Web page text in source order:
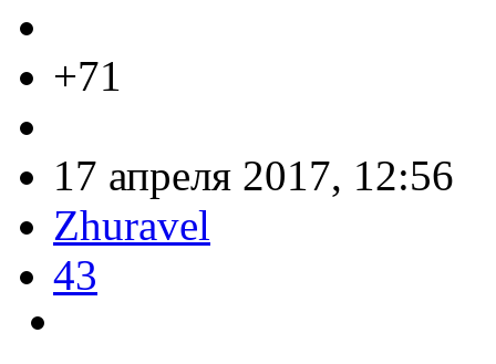
+71
17 апреля 2017, 12:56
Zhuravel
43